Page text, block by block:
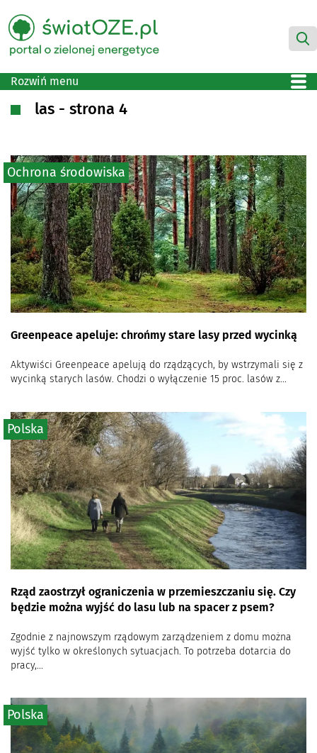
Rozwiń menu
las - strona 4
Greenpeace apeluje: chrońmy stare lasy przed wycinką
Aktywiści Greenpeace apelują do rządzących, by wstrzymali się z
wycinką starych lasów. Chodzi o wyłączenie 15 proc. lasów z...
Ochrona środowiska
Rząd zaostrzył ograniczenia w przemieszczaniu się. Czy
będzie można wyjść do lasu lub na spacer z psem?
Zgodnie z najnowszym rządowym zarządzeniem z domu można
wyjść tylko w określonych sytuacjach. To potrzeba dotarcia do
pracy,...
Polska
Polska